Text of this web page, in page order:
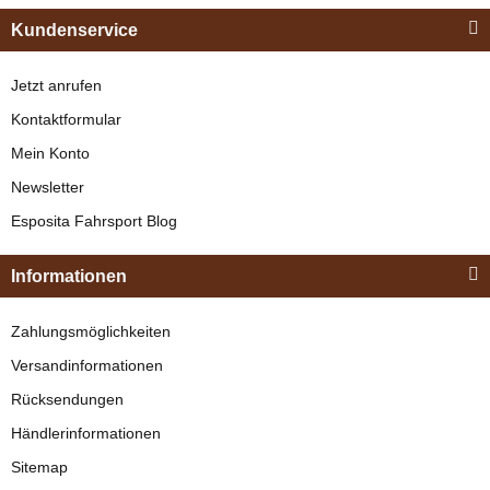
Ausland abweichend)
Postkandare, 2
Ringe, Stange
einseitig geriffelt
"Shettyglück"
Braun
329,00 €*
Kundenservice
Jetzt anrufen
Kontaktformular
Mein Konto
Newsletter
Esposita Fahrsport Blog
Informationen
Zahlungsmöglichkeiten
Versandinformationen
Rücksendungen
Händlerinformationen
Sitemap